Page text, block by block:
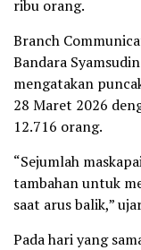
ribu orang.
Branch
Bandara
mengatakan
28 Maret 2026
12.716 orang.
“Sejumlah
tambahan untuk
saat arus balik,”
Pada hari yang